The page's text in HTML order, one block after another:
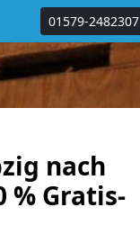
01579-2482307
nach
% Gratis-